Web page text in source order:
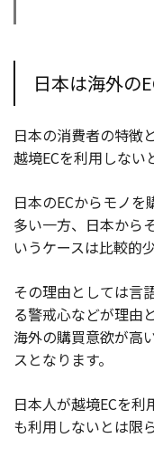
日本は海外の
日本の消費者の特徴
越境ECを利用しない
日本のECからモノ
多い一方、日本から
いうケースは比較的
その理由としては言
る警戒心などが理由
海外の購買意欲が高
スとなります。
日本人が越境ECを
も利用しないとは限